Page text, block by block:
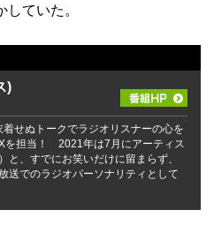
ていた。
)
せぬトークでラジオリスナーの心を
を担当！ 2021年は7月にアーティス
と、すでにお笑いだけに留まらず、
送でのラジオパーソナリティとして